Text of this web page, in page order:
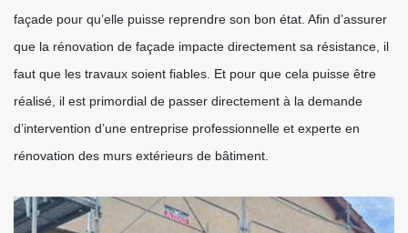
façade pour qu’elle puisse reprendre son bon état. Afin d’assurer
que la rénovation de façade impacte directement sa résistance, il
faut que les travaux soient fiables. Et pour que cela puisse être
réalisé, il est primordial de passer directement à la demande
d’intervention d’une entreprise professionnelle et experte en
rénovation des murs extérieurs de bâtiment.